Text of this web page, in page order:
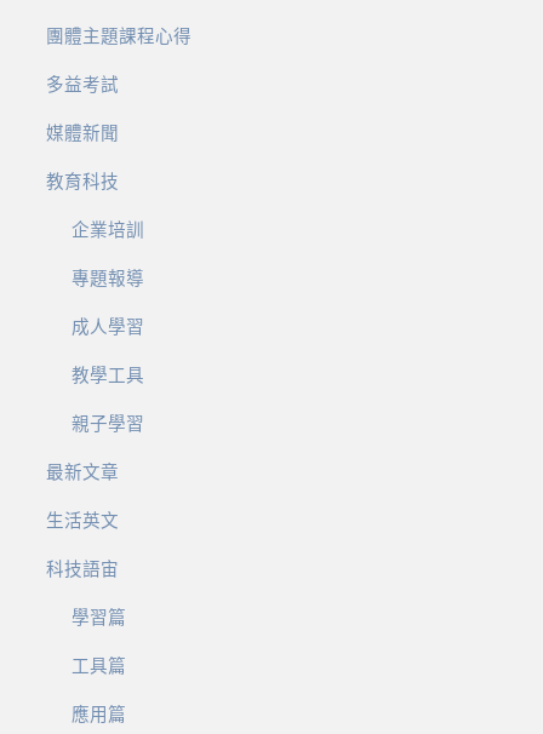
團體主題課程心得
多益考試
媒體新聞
教育科技
企業培訓
專題報導
成人學習
教學工具
親子學習
最新文章
生活英文
科技語宙
學習篇
工具篇
應用篇